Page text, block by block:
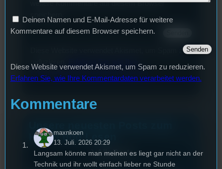
weitere Kommentare auf diesem Browser
Diese Website verwendet Akismet, um Spam zu
Kommentardaten verarbeitet werden.
Unsere neuesten Posts zum
Hören und Lesen
Alle Posts
Deinen Namen und E-Mail-Adresse für weitere
Kommentare auf diesem Browser speichern.
Diese Website verwendet Akismet, um Spam zu reduzieren.
Erfahren Sie, wie Ihre Kommentardaten verarbeitet werden.
Kommentare
maxnkoen
13. Juli. 2026 20:29
Langsam könnte man meinen es liegt gar nicht an der
Technik und ihr wollt einfach lieber ne Stunde